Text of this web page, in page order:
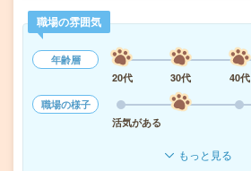
職場の雰囲気
年齢層
20代
30代 40代
職場の様子
活気がある
もっと見る